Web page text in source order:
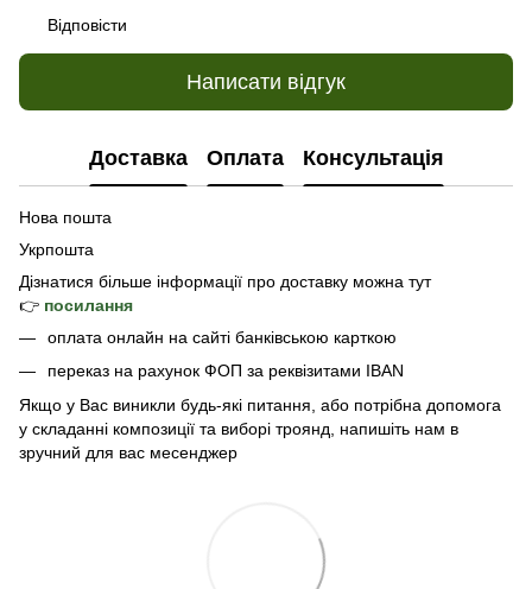
Відповісти
Написати відгук
Доставка Оплата Консультація
Нова пошта
Укрпошта
Дізнатися більше інформації про доставку можна тут
👉 посилання
оплата онлайн на сайті банківською карткою
переказ на рахунок ФОП за реквізитами IBAN
Якщо у Вас виникли будь-які питання, або потрібна допомога
у складанні композиції та виборі троянд, напишіть нам в
зручний для вас месенджер